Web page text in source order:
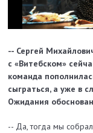
-- Сергей
с «Витебском»
команда
сыграться, а уже в
Ожидания
-- Да, тогда мы